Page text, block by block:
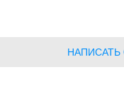
НАПИСАТЬ